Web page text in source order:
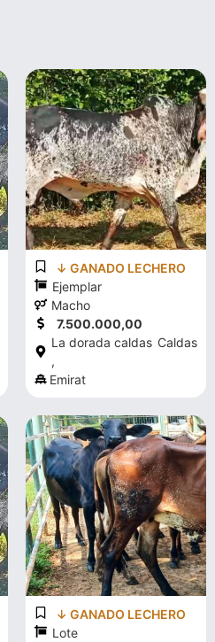
↓ GANADO LECHERO
Ejemplar
Macho
7.500.000,00
La dorada caldas
,
Caldas
Emirat
↓ GANADO LECHERO
Lote